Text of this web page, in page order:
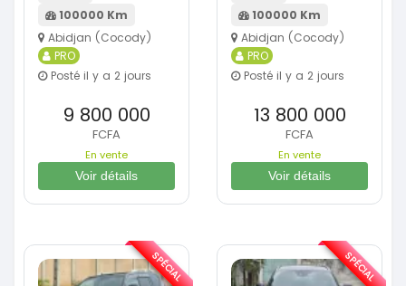
100000 Km
Abidjan (Cocody)
PRO
Posté il y a 2 jours
9 800 000
FCFA
En vente
Voir détails
100000 Km
Abidjan (Cocody)
PRO
Posté il y a 2 jours
13 800 000
FCFA
En vente
Voir détails
SPÉCIAL SPÉCIAL